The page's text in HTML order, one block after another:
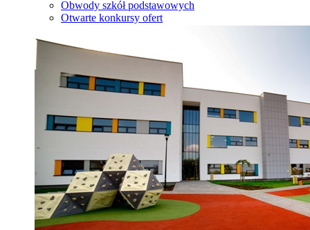
Obwody szkół podstawowych
Otwarte konkursy ofert